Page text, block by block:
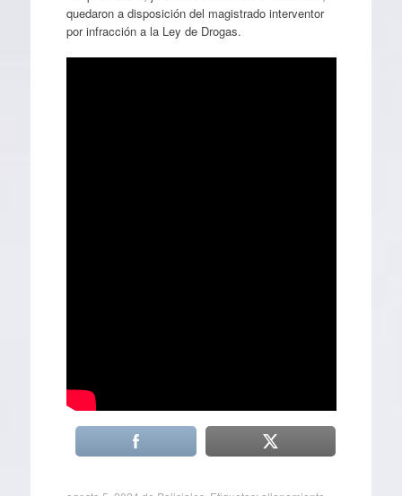
quedaron a disposición del magistrado interventor
por infracción a la Ley de Drogas.